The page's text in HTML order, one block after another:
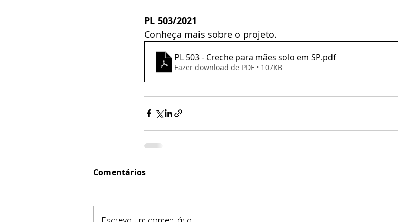
PL 503/2021
Conheça mais sobre o projeto.
PL 503 - Creche para mães solo em SP.pdf
Fazer download de PDF • 107KB
Comentários